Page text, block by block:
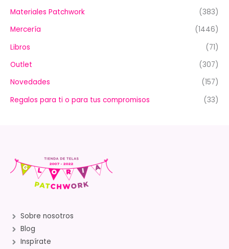
Materiales Patchwork
(383)
Mercería
(1446)
Libros
(71)
Outlet
(307)
Novedades
(157)
Regalos para ti o para tus compromisos
(33)
Sobre nosotros
Blog
Inspírate